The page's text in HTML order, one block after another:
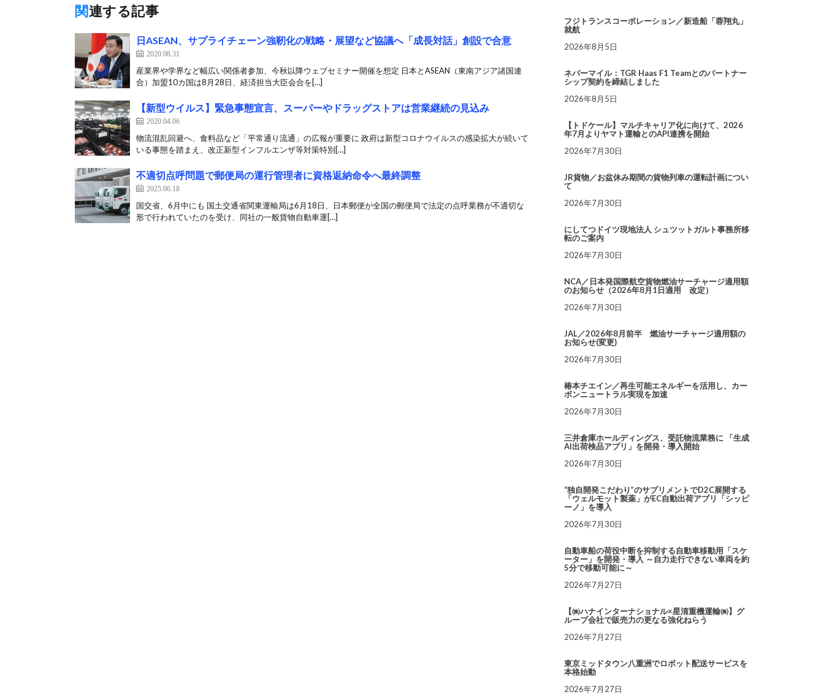
関連する記事
日ASEAN、サプライチェーン強靭化の戦略・展望など協議へ「成長対話」創設で合意
2020.08.31
産業界や学界など幅広い関係者参加、今秋以降ウェブセミナー開催を想定 日本とASEAN（東南アジア諸国連
合）加盟10カ国は8月28日、経済担当大臣会合を[…]
【新型ウイルス】緊急事態宣言、スーパーやドラッグストアは営業継続の見込み
2020.04.06
物流混乱回避へ、食料品など「平常通り流通」の広報が重要に 政府は新型コロナウイルスの感染拡大が続いて
いる事態を踏まえ、改正新型インフルエンザ等対策特別[…]
不適切点呼問題で郵便局の運行管理者に資格返納命令へ最終調整
2025.06.18
国交省、6月中にも 国土交通省関東運輸局は6月18日、日本郵便が全国の郵便局で法定の点呼業務が不適切な
形で行われていたのを受け、同社の一般貨物自動車運[…]
フジトランスコーポレーション／新造船「蓉翔丸」
就航
2026年8月5日
ネバーマイル：TGR Haas F1 Teamとのパートナー
シップ契約を締結しました
2026年8月5日
【トドケール】マルチキャリア化に向けて、2026
年7月よりヤマト運輸とのAPI連携を開始
2026年7月30日
JR貨物／お盆休み期間の貨物列車の運転計画につい
て
2026年7月30日
にしてつドイツ現地法人 シュツットガルト事務所移
転のご案内
2026年7月30日
NCA／日本発国際航空貨物燃油サーチャージ適用額
のお知らせ（2026年8月1日適用 改定）
2026年7月30日
JAL／2026年8月前半 燃油サーチャージ適用額の
お知らせ(変更)
2026年7月30日
椿本チエイン／再生可能エネルギーを活用し、カー
ボンニュートラル実現を加速
2026年7月30日
三井倉庫ホールディングス、受託物流業務に 「生成
AI出荷検品アプリ」を開発・導入開始
2026年7月30日
“独自開発こだわり”のサプリメントでD2C展開する
「ウェルモット製薬」がEC自動出荷アプリ「シッピ
ーノ」を導入
2026年7月30日
自動車船の荷役中断を抑制する自動車移動用「スケ
ーター」を開発・導入 ～自力走行できない車両を約
5分で移動可能に～
2026年7月27日
【㈱ハナインターナショナル×星清重機運輸㈱】グ
ループ会社で販売力の更なる強化ねらう
2026年7月27日
東京ミッドタウン八重洲でロボット配送サービスを
本格始動
2026年7月27日